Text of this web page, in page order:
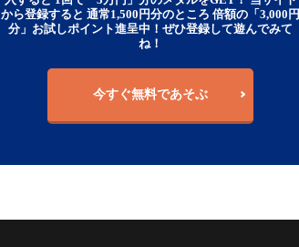
から登録すると 通常1,500円分のところ 倍額の「3,000円
分」お試しポイント進呈中！ぜひ登録して遊んでみて
ね！
今すぐ無料であそぶ